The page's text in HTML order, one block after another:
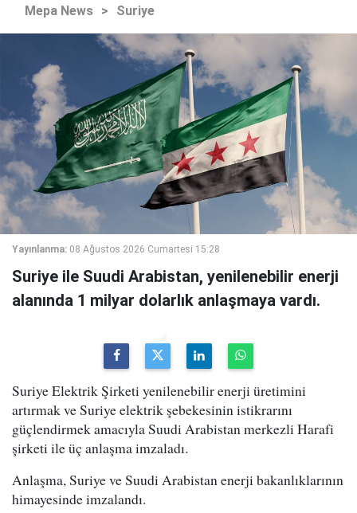
Mepa News > Suriye
Yayınlanma: 08 Ağustos 2026 Cumartesi 15:28
Suriye ile Suudi Arabistan, yenilenebilir enerji
alanında 1 milyar dolarlık anlaşmaya vardı.
Suriye Elektrik Şirketi yenilenebilir enerji üretimini
artırmak ve Suriye elektrik şebekesinin istikrarını
güçlendirmek amacıyla Suudi Arabistan merkezli Harafi
şirketi ile üç anlaşma imzaladı.
Anlaşma, Suriye ve Suudi Arabistan enerji bakanlıklarının
himayesinde imzalandı.